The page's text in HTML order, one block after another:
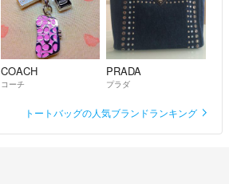
COACH
コーチ
PRADA
プラダ
トートバッグの人気ブランドランキング